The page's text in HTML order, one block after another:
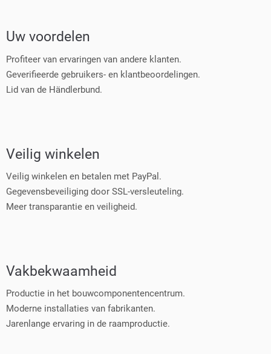
Uw voordelen
Profiteer van ervaringen van andere klanten.
Geverifieerde gebruikers- en klantbeoordelingen.
Lid van de Händlerbund.
Veilig winkelen
Veilig winkelen en betalen met PayPal.
Gegevensbeveiliging door SSL-versleuteling.
Meer transparantie en veiligheid.
Vakbekwaamheid
Productie in het bouwcomponentencentrum.
Moderne installaties van fabrikanten.
Jarenlange ervaring in de raamproductie.